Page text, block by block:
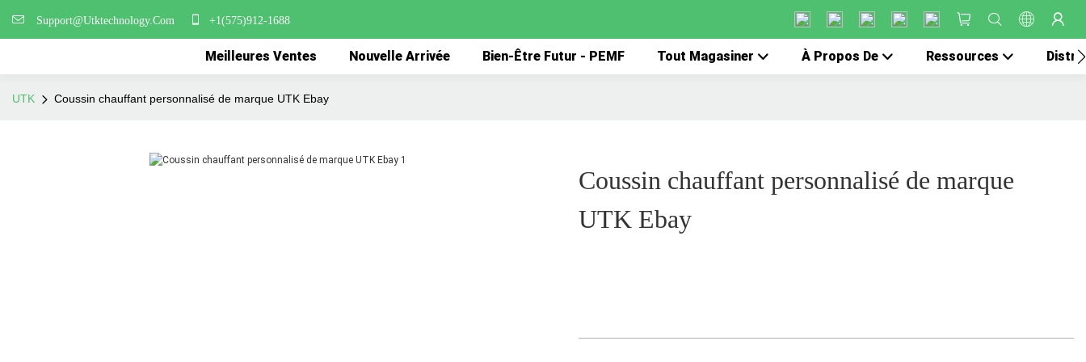
Support@Utktechnology.Com +1(575)912-1688
Meilleures Ventes Nouvelle Arrivée Bien-Être Futur - PEMF Tout Magasiner À Propos De Ressources
UTK Coussin chauffant personnalisé de marque UTK Ebay
Coussin chauffant personnalisé de marque
UTK Ebay